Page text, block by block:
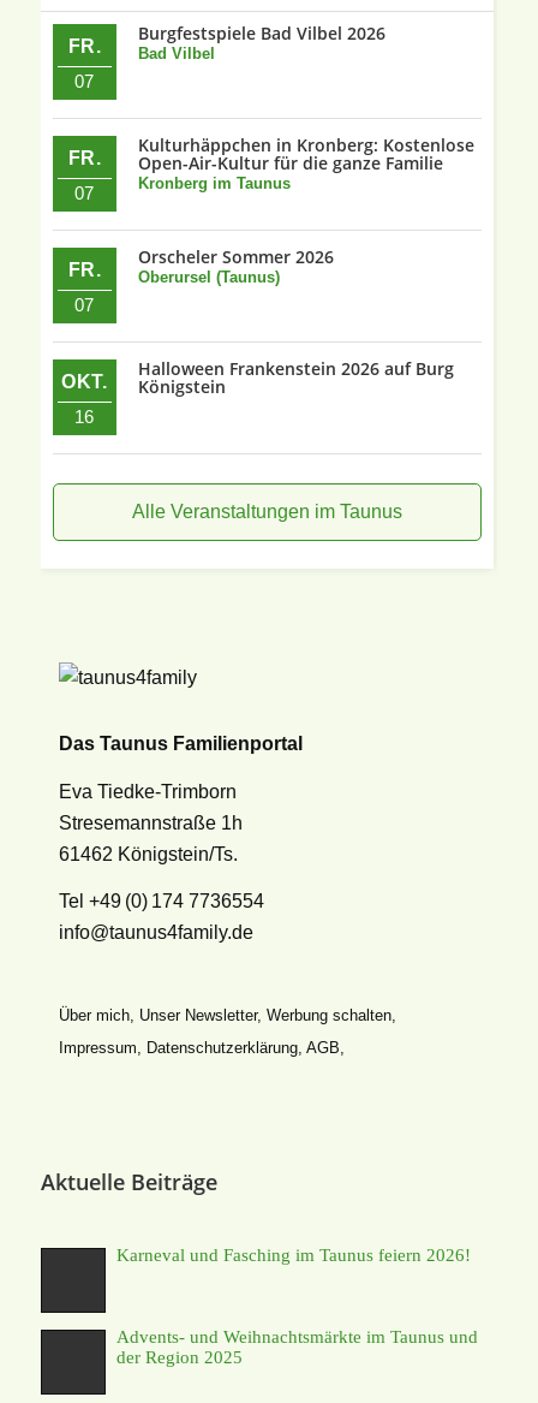
FR.
07
Burgfestspiele Bad Vilbel 2026
Bad Vilbel
FR.
07
Kulturhäppchen in Kronberg: Kostenlose
Open-Air-Kultur für die ganze Familie
Kronberg im Taunus
FR.
07
Orscheler Sommer 2026
Oberursel (Taunus)
OKT.
16
Halloween Frankenstein 2026 auf Burg
Königstein
Alle Veranstaltungen im Taunus
Das Taunus Familienportal
Eva Tiedke-Trimborn
Stresemannstraße 1h
61462 Königstein/Ts.
Tel +49 (0) 174 7736554
info@taunus4family.de
Über mich, Unser Newsletter, Werbung schalten,
Impressum, Datenschutz­erklärung, AGB,
Aktuelle Beiträge
Karneval und Fasching im Taunus feiern 2026!
Advents- und Weihnachtsmärkte im Taunus und
der Region 2025